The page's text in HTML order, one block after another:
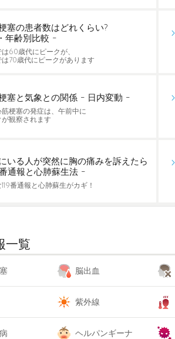
塞の患者数はどれくらい?
年齢別比較 -
は60歳代にピークが、
は70歳代にピークがあります
塞と気象との関係 - 日内変動 -
筋梗塞の発症は、午前中に
が観察されます
いる人が突然に胸の痛みを訴えたら
通報と心肺蘇生法 -
番通報と心肺蘇生がカギ！
一覧
脳出血
紫外線
ヘルパンギーナ